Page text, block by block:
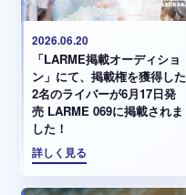
2026.06.20
「LARME掲載オーディショ
ン」にて、掲載権を獲得した
2名のライバーが6月17日発
売 LARME 069に掲載されま
した！
詳しく見る